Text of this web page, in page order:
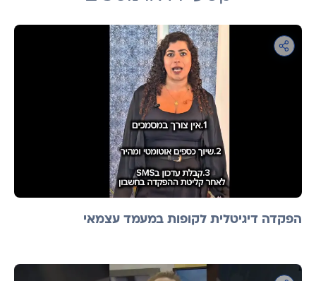
הפקדה דיגיטלית לקופות במעמד עצמאי